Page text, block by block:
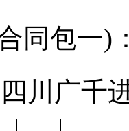
同包一)
川广千